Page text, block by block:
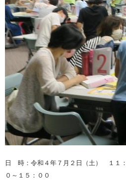
日 時：令和４年７月２日（土） １１
０～１５：００